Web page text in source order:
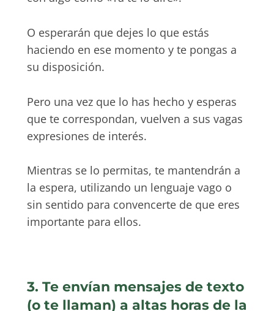
O esperarán que dejes lo que estás
haciendo en ese momento y te pongas a
su disposición.
Pero una vez que lo has hecho y esperas
que te correspondan, vuelven a sus vagas
expresiones de interés.
Mientras se lo permitas, te mantendrán a
la espera, utilizando un lenguaje vago o
sin sentido para convencerte de que eres
importante para ellos.
3. Te envían mensajes de texto
(o te llaman) a altas horas de la